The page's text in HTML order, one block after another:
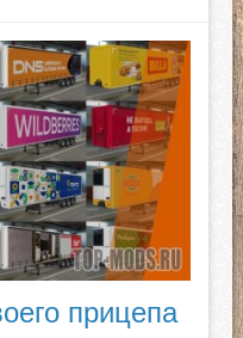
прицепа